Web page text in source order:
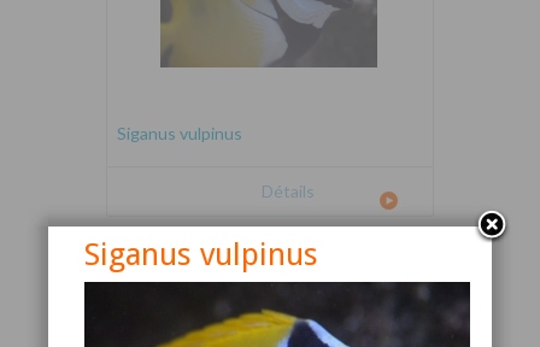
Siganus vulpinus
Détails
Siganus vulpinus